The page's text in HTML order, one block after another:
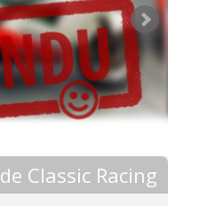
de Classic Racing